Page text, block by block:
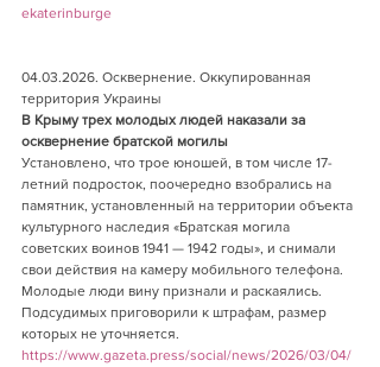
ekaterinburge
04.03.2026. Осквернение. Оккупированная
территория Украины
В Крыму трех молодых людей наказали за
осквернение братской могилы
Установлено, что трое юношей, в том числе 17-
летний подросток, поочередно взобрались на
памятник, установленный на территории объекта
культурного наследия «Братская могила
советских воинов 1941 — 1942 годы», и снимали
свои действия на камеру мобильного телефона.
Молодые люди вину признали и раскаялись.
Подсудимых приговорили к штрафам, размер
которых не уточняется.
https://www.gazeta.press/social/news/2026/03/04/